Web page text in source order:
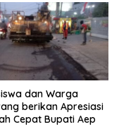
dan Warga
berikan Apresiasi
Cepat Bupati Aep